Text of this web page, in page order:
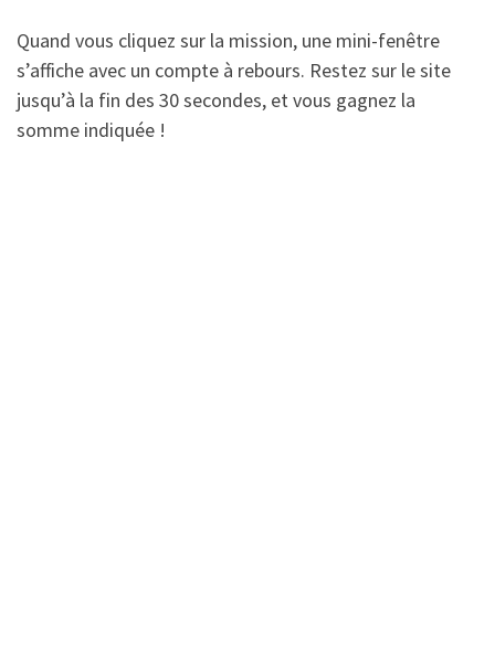
Quand vous cliquez sur la mission, une mini-fenêtre
s’affiche avec un compte à rebours. Restez sur le site
jusqu’à la fin des 30 secondes, et vous gagnez la
somme indiquée !